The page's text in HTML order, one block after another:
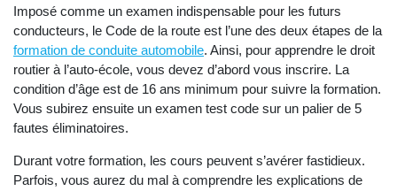
Imposé comme un examen indispensable pour les futurs
conducteurs, le Code de la route est l’une des deux étapes de la
formation de conduite automobile. Ainsi, pour apprendre le droit
routier à l’auto-école, vous devez d’abord vous inscrire. La
condition d’âge est de 16 ans minimum pour suivre la formation.
Vous subirez ensuite un examen test code sur un palier de 5
fautes éliminatoires.
Durant votre formation, les cours peuvent s’avérer fastidieux.
Parfois, vous aurez du mal à comprendre les explications de